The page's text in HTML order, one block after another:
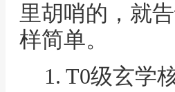
里胡哨的，就
样简单。
1. T0级玄学